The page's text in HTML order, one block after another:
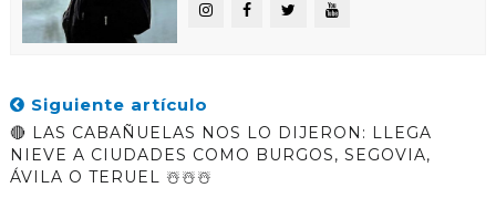
Siguiente artículo
🔴 LAS CABAÑUELAS NOS LO DIJERON: LLEGA
NIEVE A CIUDADES COMO BURGOS, SEGOVIA,
ÁVILA O TERUEL ☃️☃️☃️